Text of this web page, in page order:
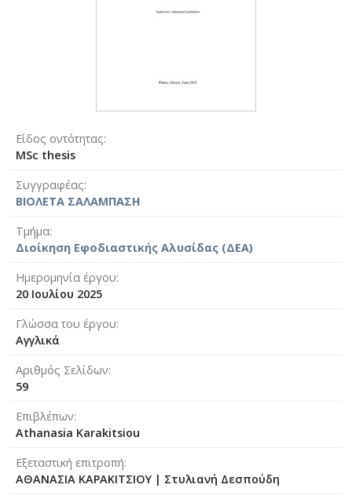
Είδος οντότητας
MSc thesis
Συγγραφέας
ΒΙΟΛΕΤΑ ΣΑΛΑΜΠΑΣΗ
Τμήμα
Διοίκηση Εφοδιαστικής Αλυσίδας (ΔΕΑ)
Ημερομηνία έργου
20 Ιουλίου 2025
Γλώσσα του έργου
Αγγλικά
Αριθμός Σελίδων
59
Επιβλέπων
Athanasia Karakitsiou
Εξεταστική επιτροπή
ΑΘΑΝΑΣΙΑ ΚΑΡΑΚΙΤΣΙΟΥ | Στυλιανή Δεσπούδη